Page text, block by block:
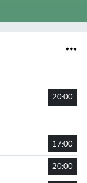
20:00
17:00
20:00